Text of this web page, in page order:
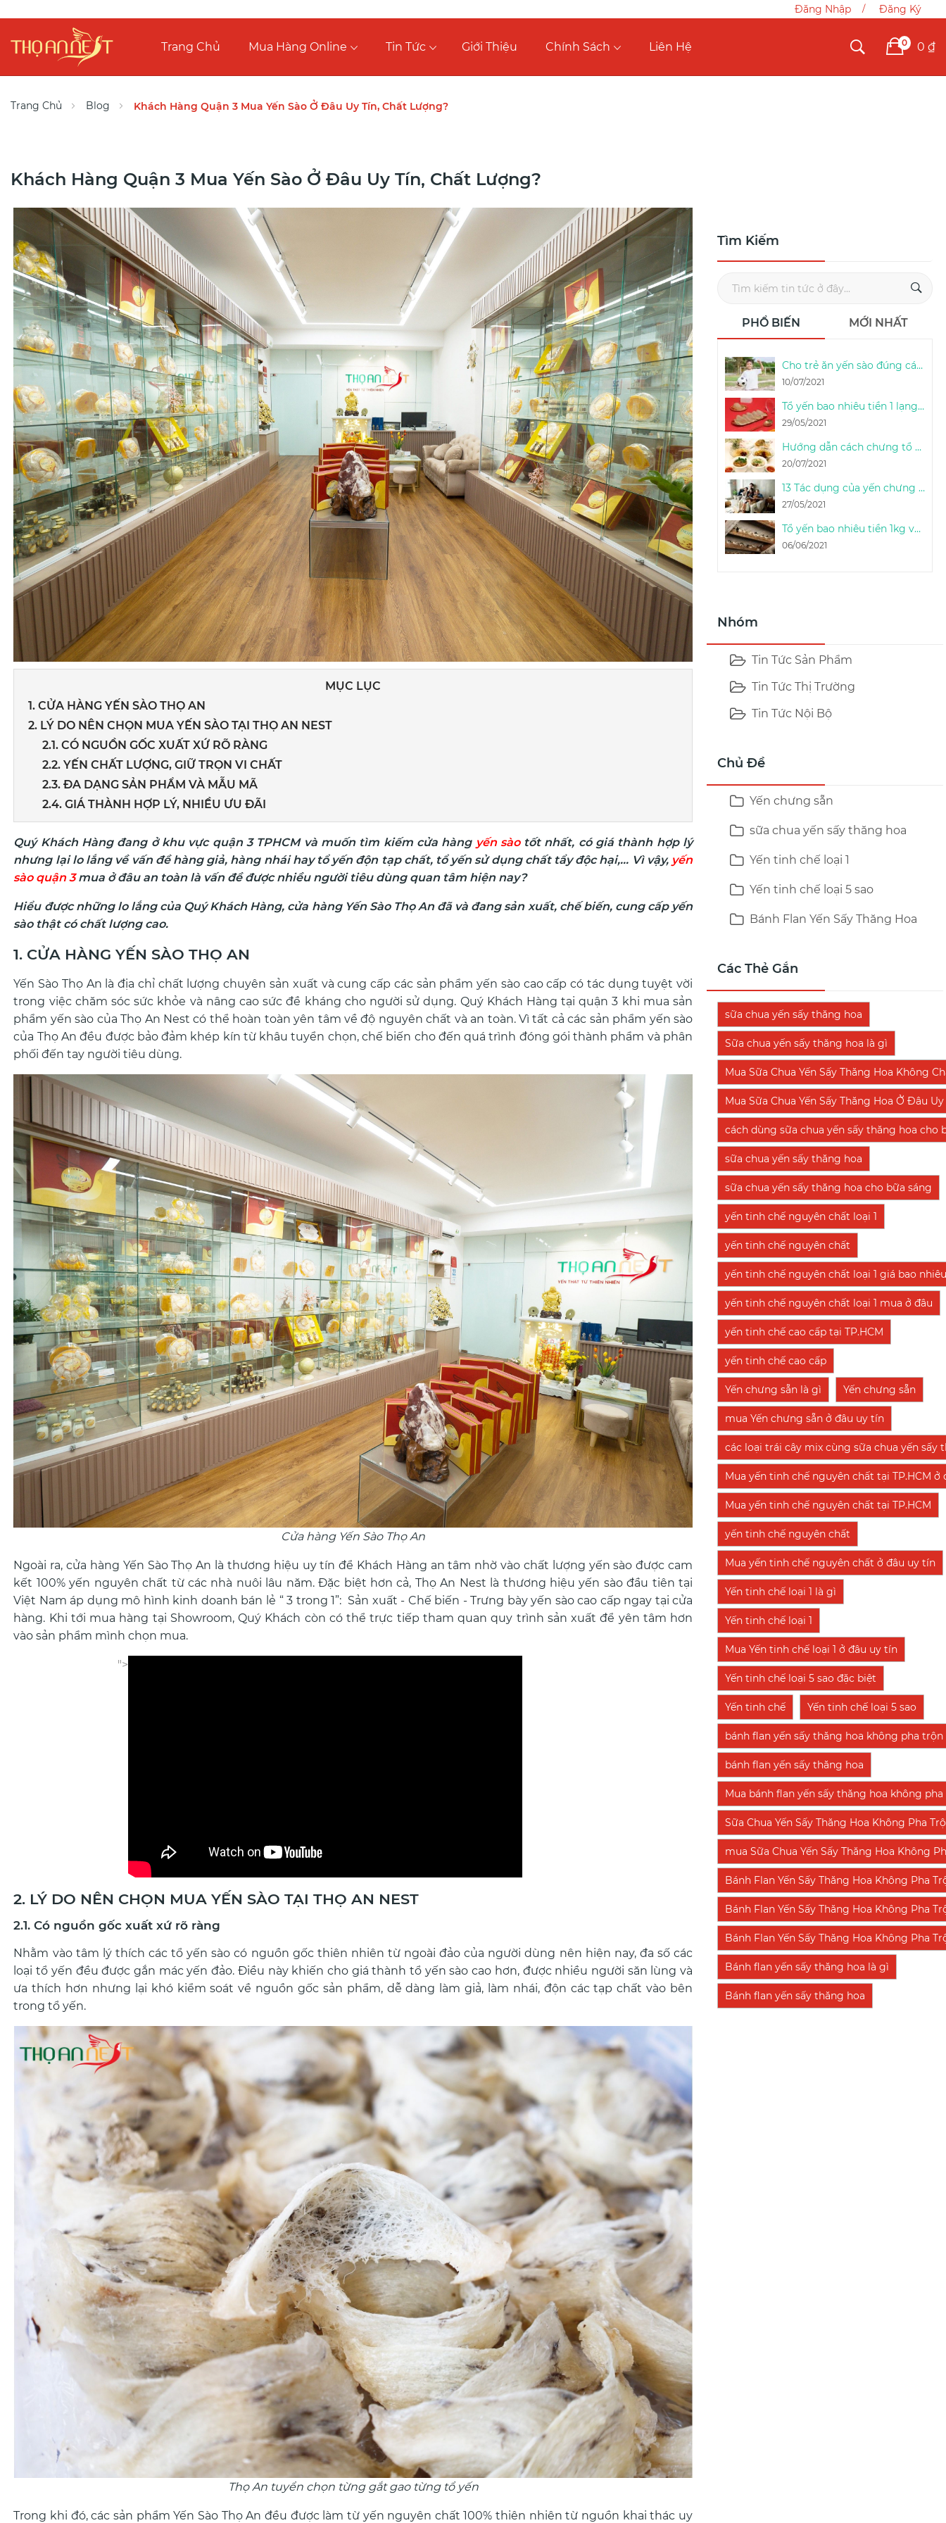
Đăng Nhập Đăng Ký
Trang Chủ Mua Hàng Online Tin Tức Giới Thiệu Chính Sách Liên Hệ 0 0 ₫
Trang Chủ Blog Khách Hàng Quận 3 Mua Yến Sào Ở Đâu Uy Tín, Chất Lượng?
Khách Hàng Quận 3 Mua Yến Sào Ở Đâu Uy Tín, Chất Lượng?
MỤC LỤC
1. CỬA HÀNG YẾN SÀO THỌ AN
2. LÝ DO NÊN CHỌN MUA YẾN SÀO TẠI THỌ AN NEST
2.1. CÓ NGUỒN GỐC XUẤT XỨ RÕ RÀNG
2.2. YẾN CHẤT LƯỢNG, GIỮ TRỌN VI CHẤT
2.3. ĐA DẠNG SẢN PHẨM VÀ MẪU MÃ
2.4. GIÁ THÀNH HỢP LÝ, NHIỀU ƯU ĐÃI
Quý Khách Hàng đang ở khu vực quận 3 TPHCM và muốn tìm kiếm cửa hàng yến sào tốt nhất, có giá thành hợp lý
nhưng lạilo lắng về vấn đề hàng giả, hàng nhái hay tổ yến độn tạp chất, tổ yến sử dụng chất tẩy độc hại,... Vì vậy, yến
sào quận 3mua ở đâu an toàn là vấn đề được nhiều người tiêu dùng quan tâm hiện nay?
Hiểu được những lo lắng của Quý Khách Hàng, cửa hàng Yến Sào Thọ An đã và đang sản xuất, chế biến, cung cấp yến
sào thật có chất lượng cao.
1. CỬA HÀNG YẾN SÀO THỌ AN
Yến Sào Thọ An là địa chỉ chất lượng chuyên sản xuất và cung cấp các sản phẩm yến sào cao cấp có tác dụng tuyệt vời
trong việc chăm sóc sức khỏe và nâng cao sức đề kháng cho người sử dụng. Quý Khách Hàng tại quận 3 khi mua sản
phẩm yến sào của Thọ An Nest có thể hoàn toàn yên tâm về độ nguyên chất và an toàn. Vì tất cả các sản phẩm yến sào
của Thọ An đều được bảo đảm khép kín từ khâu tuyển chọn, chế biến cho đến quá trình đóng gói thành phẩm và phân
phối đến tay người tiêu dùng.
Cửa hàng Yến Sào Thọ An
Ngoài ra, cửa hàng Yến Sào Thọ An là thương hiệu uy tín để Khách Hàng an tâm nhờ vào chất lượng yến sào được cam
kết 100% yến nguyên chất từ các nhà nuôi lâu năm. Đặc biệt hơn cả, Thọ An Nest là thương hiệu yến sào đầu tiên tại
Việt Nam áp dụng mô hình kinh doanh bán lẻ “ 3 trong 1”: Sản xuất - Chế biến - Trưng bày yến sào cao cấp ngay tại cửa
hàng. Khi tới mua hàng tại Showroom, Quý Khách còn có thể trực tiếp tham quan quy trình sản xuất để yên tâm hơn
vào sản phẩm mình chọn mua.
">
2. LÝ DO NÊN CHỌN MUA YẾN SÀO TẠI THỌ AN NEST
2.1. Có nguồn gốc xuất xứ rõ ràng
Nhằm vào tâm lý thích các tổ yến sào có nguồn gốc thiên nhiên từ ngoài đảo của người dùng nên hiện nay, đa số các
loại tổ yến đều được gắn mác yến đảo. Điều này khiến cho giá thành tổ yến sào cao hơn, được nhiều người săn lùng và
ưa thích hơn nhưng lại khó kiểm soát về nguồn gốc sản phẩm, dễ dàng làm giả, làm nhái, độn các tạp chất vào bên
trong tổ yến.
Thọ An tuyển chọn từng gắt gao từng tổ yến
Trong khi đó, các sản phẩm Yến Sào Thọ An đều được làm từ yến nguyên chất 100% thiên nhiên từ nguồn khai thác uy
Tìm Kiếm
PHỔ BIẾN
Cho trẻ ăn yến sào đúng cách & liều lượng sử dụng yến sào cho trẻ em
10/07/2021
Tổ yến bao nhiêu tiền 1 lạng (100g) - 1 Lạng yến thô được bao nhiêu tổ
29/05/2021
Hướng dẫn cách chưng tổ yến sào tươi ngon đúng cách tại nhà - Thọ An Nest
20/07/2021
13 Tác dụng của yến chưng & cách phát huy công dụng của tổ yến chưng
27/05/2021
Tổ yến bao nhiêu tiền 1kg và bao nhiêu tổ yến được 1kg
06/06/2021
MỚI NHẤT
Nhóm
Tin Tức Sản Phẩm
Tin Tức Thị Trường
Tin Tức Nội Bộ
Chủ Đề
Yến chưng sẵn
sữa chua yến sấy thăng hoa
Yến tinh chế loại 1
Yến tinh chế loại 5 sao
Bánh Flan Yến Sấy Thăng Hoa
Các Thẻ Gắn
sữa chua yến sấy thăng hoa
Sữa chua yến sấy thăng hoa là gì
Mua Sữa Chua Yến Sấy Thăng Hoa Không
Mua Sữa Chua Yến Sấy Thăng Hoa Ở Đâu Uy
cách dùng sữa chua yến sấy thăng hoa cho
sữa chua yến sấy thăng hoa
sữa chua yến sấy thăng hoa cho bữa sáng
yến tinh chế nguyên chất loại 1
yến tinh chế nguyên chất
yến tinh chế nguyên chất loại 1 giá bao nhiêu
yến tinh chế nguyên chất loại 1 mua ở đâu
yến tinh chế cao cấp tại TP.HCM
yến tinh chế cao cấp
Yến chưng sẵn là gì Yến chưng sẵn
mua Yến chưng sẵn ở đâu uy tín
các loại trái cây mix cùng sữa chua yến sấy
Mua yến tinh chế nguyên chất tại TP.HCM ở
Mua yến tinh chế nguyên chất tại TP.HCM
yến tinh chế nguyên chất
Mua yến tinh chế nguyên chất ở đâu uy tín
Yến tinh chế loại 1 là gì
Yến tinh chế loại 1
Mua Yến tinh chế loại 1 ở đâu uy tín
Yến tinh chế loại 5 sao đặc biệt
Yến tinh chế Yến tinh chế loại 5 sao
bánh flan yến sấy thăng hoa không pha trộn
bánh flan yến sấy thăng hoa
Mua bánh flan yến sấy thăng hoa không
Sữa Chua Yến Sấy Thăng Hoa Không Pha
mua Sữa Chua Yến Sấy Thăng Hoa Không
Bánh Flan Yến Sấy Thăng Hoa Không Pha
Bánh Flan Yến Sấy Thăng Hoa Không Pha
Bánh Flan Yến Sấy Thăng Hoa Không Pha
Bánh flan yến sấy thăng hoa là gì
Bánh flan yến sấy thăng hoa